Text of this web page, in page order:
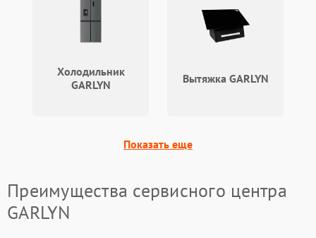
Холодильник
GARLYN
Вытяжка GARLYN
Показать еще
Преимущества сервисного центра
GARLYN